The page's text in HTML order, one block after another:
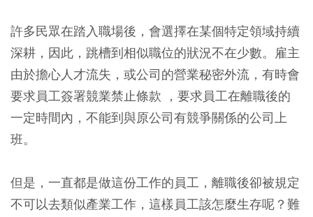
許多民眾在踏入職場後，會選擇在某個特定領域持續
深耕，因此，跳槽到相似職位的狀況不在少數。雇主
由於擔心人才流失，或公司的營業秘密外流，有時會
要求員工簽署競業禁止條款 ，要求員工在離職後的
一定時間內，不能到與原公司有競爭關係的公司上
班。
但是，一直都是做這份工作的員工，離職後卻被規定
不可以去類似產業工作，這樣員工該怎麼生存呢？難